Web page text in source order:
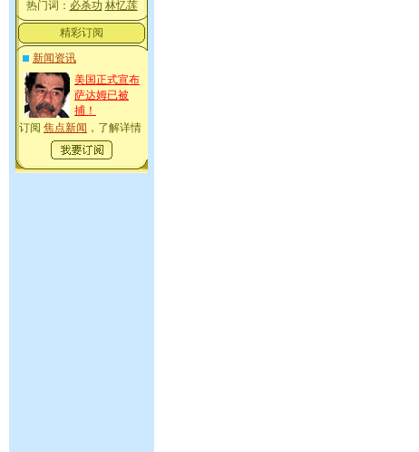
热门词： 必杀功 林忆莲
精彩订阅
新闻资讯
美国正式宣布
萨达姆已被
捕！
订阅 焦点新闻 ，了解详情